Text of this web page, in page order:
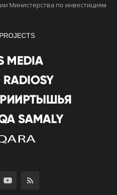
Министерства по инвестициям